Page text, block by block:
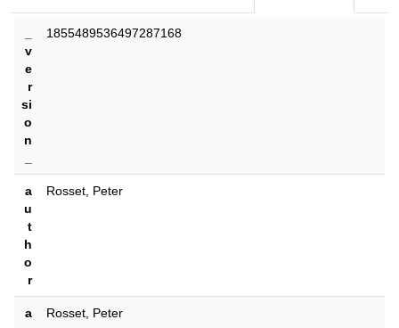
v
e
r
si
o
n
1855489536497287168
a
u
t
h
o
r
Rosset, Peter
a
Rosset, Peter